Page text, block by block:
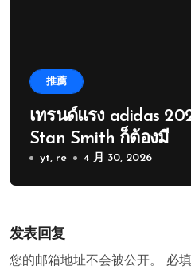
推薦
เทรนด์แรง adidas
Stan Smith ก็ต้องมี
yt, re 4 月 30, 2026
发表回复
您的邮箱地址不会被公开。 必